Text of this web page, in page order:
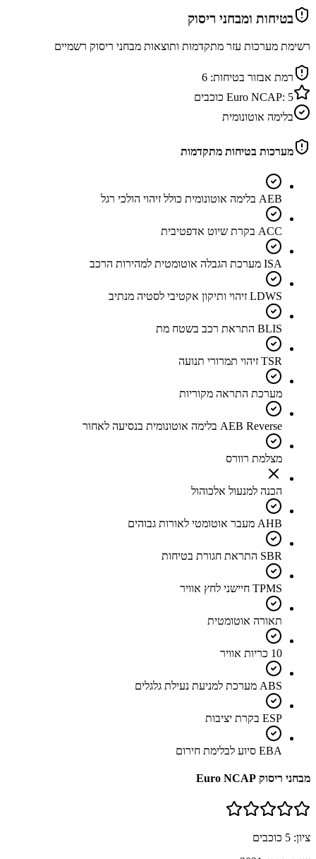
בטיחות ומבחני ריסוק
רשימת מערכות עזר מתקדמות ותוצאות מבחני ריסוק רשמיים
רמת אבזור בטיחות: 6
Euro NCAP: 5
כוכבים
בלימה אוטונומית
מערכות בטיחות מתקדמות
AEB בלימה אוטונומית כולל זיהוי הולכי רגל
ACC בקרת שיוט אדפטיבית
ISA מערכת הגבלה אוטומטית למהירות הרכב
LDWS זיהוי ותיקון אקטיבי לסטיה מנתיב
BLIS התראת רכב בשטח מת
TSR זיהוי תמרורי תנועה
מערכת התראה מקוריות
AEB Reverse בלימה אוטונומית בנסיעה לאחור
מצלמת רוורס
הכנה למנעול אלכוהול
AHB מעבר אוטומטי לאורות גבוהים
SBR התראת חגורת בטיחות
TPMS חיישני לחץ אוויר
תאורה אוטומטית
10 כריות אוויר
ABS מערכת למניעת נעילת גלגלים
ESP בקרת יציבות
EBA סיוע לבלימת חירום
מבחני ריסוק Euro NCAP
ציון: 5 כוכבים